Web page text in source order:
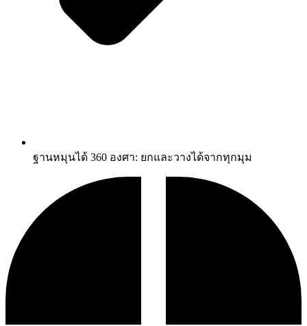
ฐานหมุนได้ 360 องศา: ยกและวางได้จากทุกมุม